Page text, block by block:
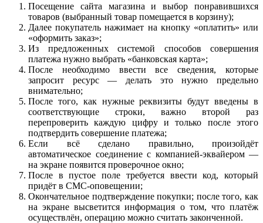
Посещение сайта магазина и выбор понравившихся
товаров (выбранный товар помещается в корзину);
Далее покупатель нажимает на кнопку «оплатить» или
«оформить заказ»;
Из предложенных системой способов совершения
платежа нужно выбрать «банковская карта»;
После необходимо ввести все сведения, которые
запросит ресурс — делать это нужно предельно
внимательно;
После того, как нужные реквизиты будут введены в
соответствующие строки, важно второй раз
перепроверить каждую цифру и только после этого
подтвердить совершение платежа;
Если всё сделано правильно, произойдёт
автоматическое соединение с компанией-эквайером —
на экране появится проверочное окно;
После в пустое поле требуется ввести код, который
придёт в СМС-оповещении;
Окончательное подтверждение покупки; после того, как
на экране высветится информация о том, что платёж
осуществлён, операцию можно считать законченной.